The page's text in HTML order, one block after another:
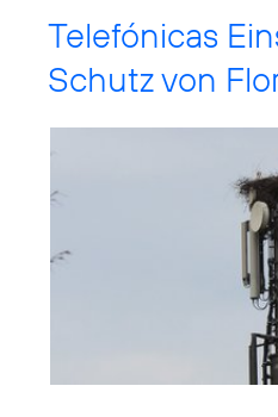
Telefónicas
Schutz von